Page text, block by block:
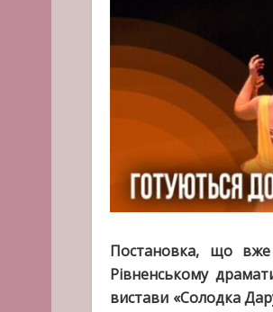
Постановка, що вже
Рівненському
вистави «Солодка